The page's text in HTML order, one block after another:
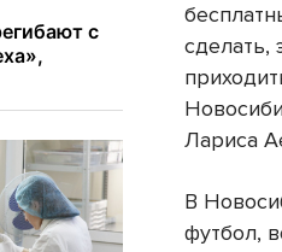
сделать,
Лариса
В
футбол,